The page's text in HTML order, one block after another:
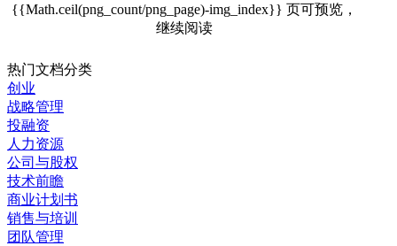
{{Math.ceil(png_count/png_page)-img_index}} 页可预览，
继续阅读
热门文档分类
创业
战略管理
投融资
人力资源
公司与股权
技术前瞻
商业计划书
销售与培训
团队管理